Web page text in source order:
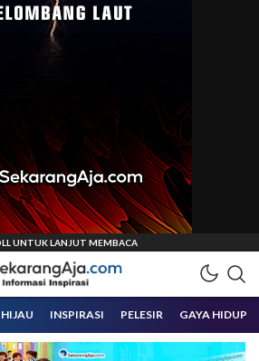
Sekarangaja
Inspirasi Malang Raya
HIJAU INSPIRASI PELESIR GAYA HIDUP